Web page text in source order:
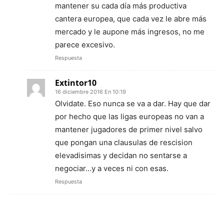
mantener su cada día más productiva
cantera europea, que cada vez le abre más
mercado y le aupone más ingresos, no me
parece excesivo.
Respuesta
Extintor10
16 diciembre 2016 En 10:19
Olvidate. Eso nunca se va a dar. Hay que dar
por hecho que las ligas europeas no van a
mantener jugadores de primer nivel salvo
que pongan una clausulas de rescision
elevadisimas y decidan no sentarse a
negociar…y a veces ni con esas.
Respuesta